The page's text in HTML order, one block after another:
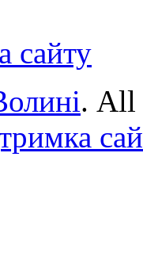
сайту
. All